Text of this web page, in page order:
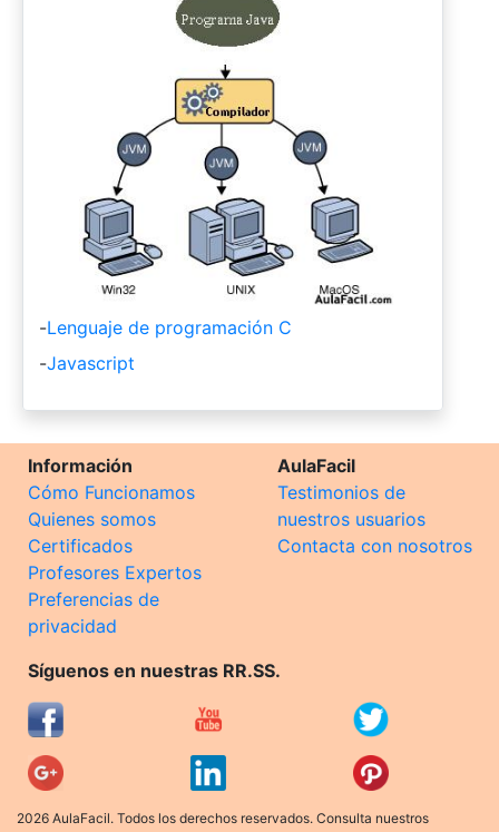
-Lenguaje de programación C
-Javascript
Información
Cómo Funcionamos
Quienes somos
Certificados
Profesores Expertos
Preferencias de
privacidad
AulaFacil
Testimonios de
nuestros usuarios
Contacta con nosotros
Síguenos en nuestras RR.SS.
2026 AulaFacil. Todos los derechos reservados. Consulta nuestros